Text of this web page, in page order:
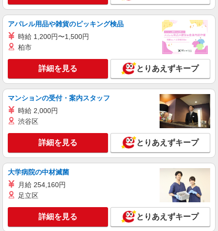
アパレル用品や雑貨のピッキング検品
時給 1,200円〜1,500円
柏市
詳細を見る とりあえずキープ
マンションの受付・案内スタッフ
時給 2,000円
渋谷区
詳細を見る とりあえずキープ
大学病院の中材滅菌
月給 254,160円
足立区
詳細を見る とりあえずキープ